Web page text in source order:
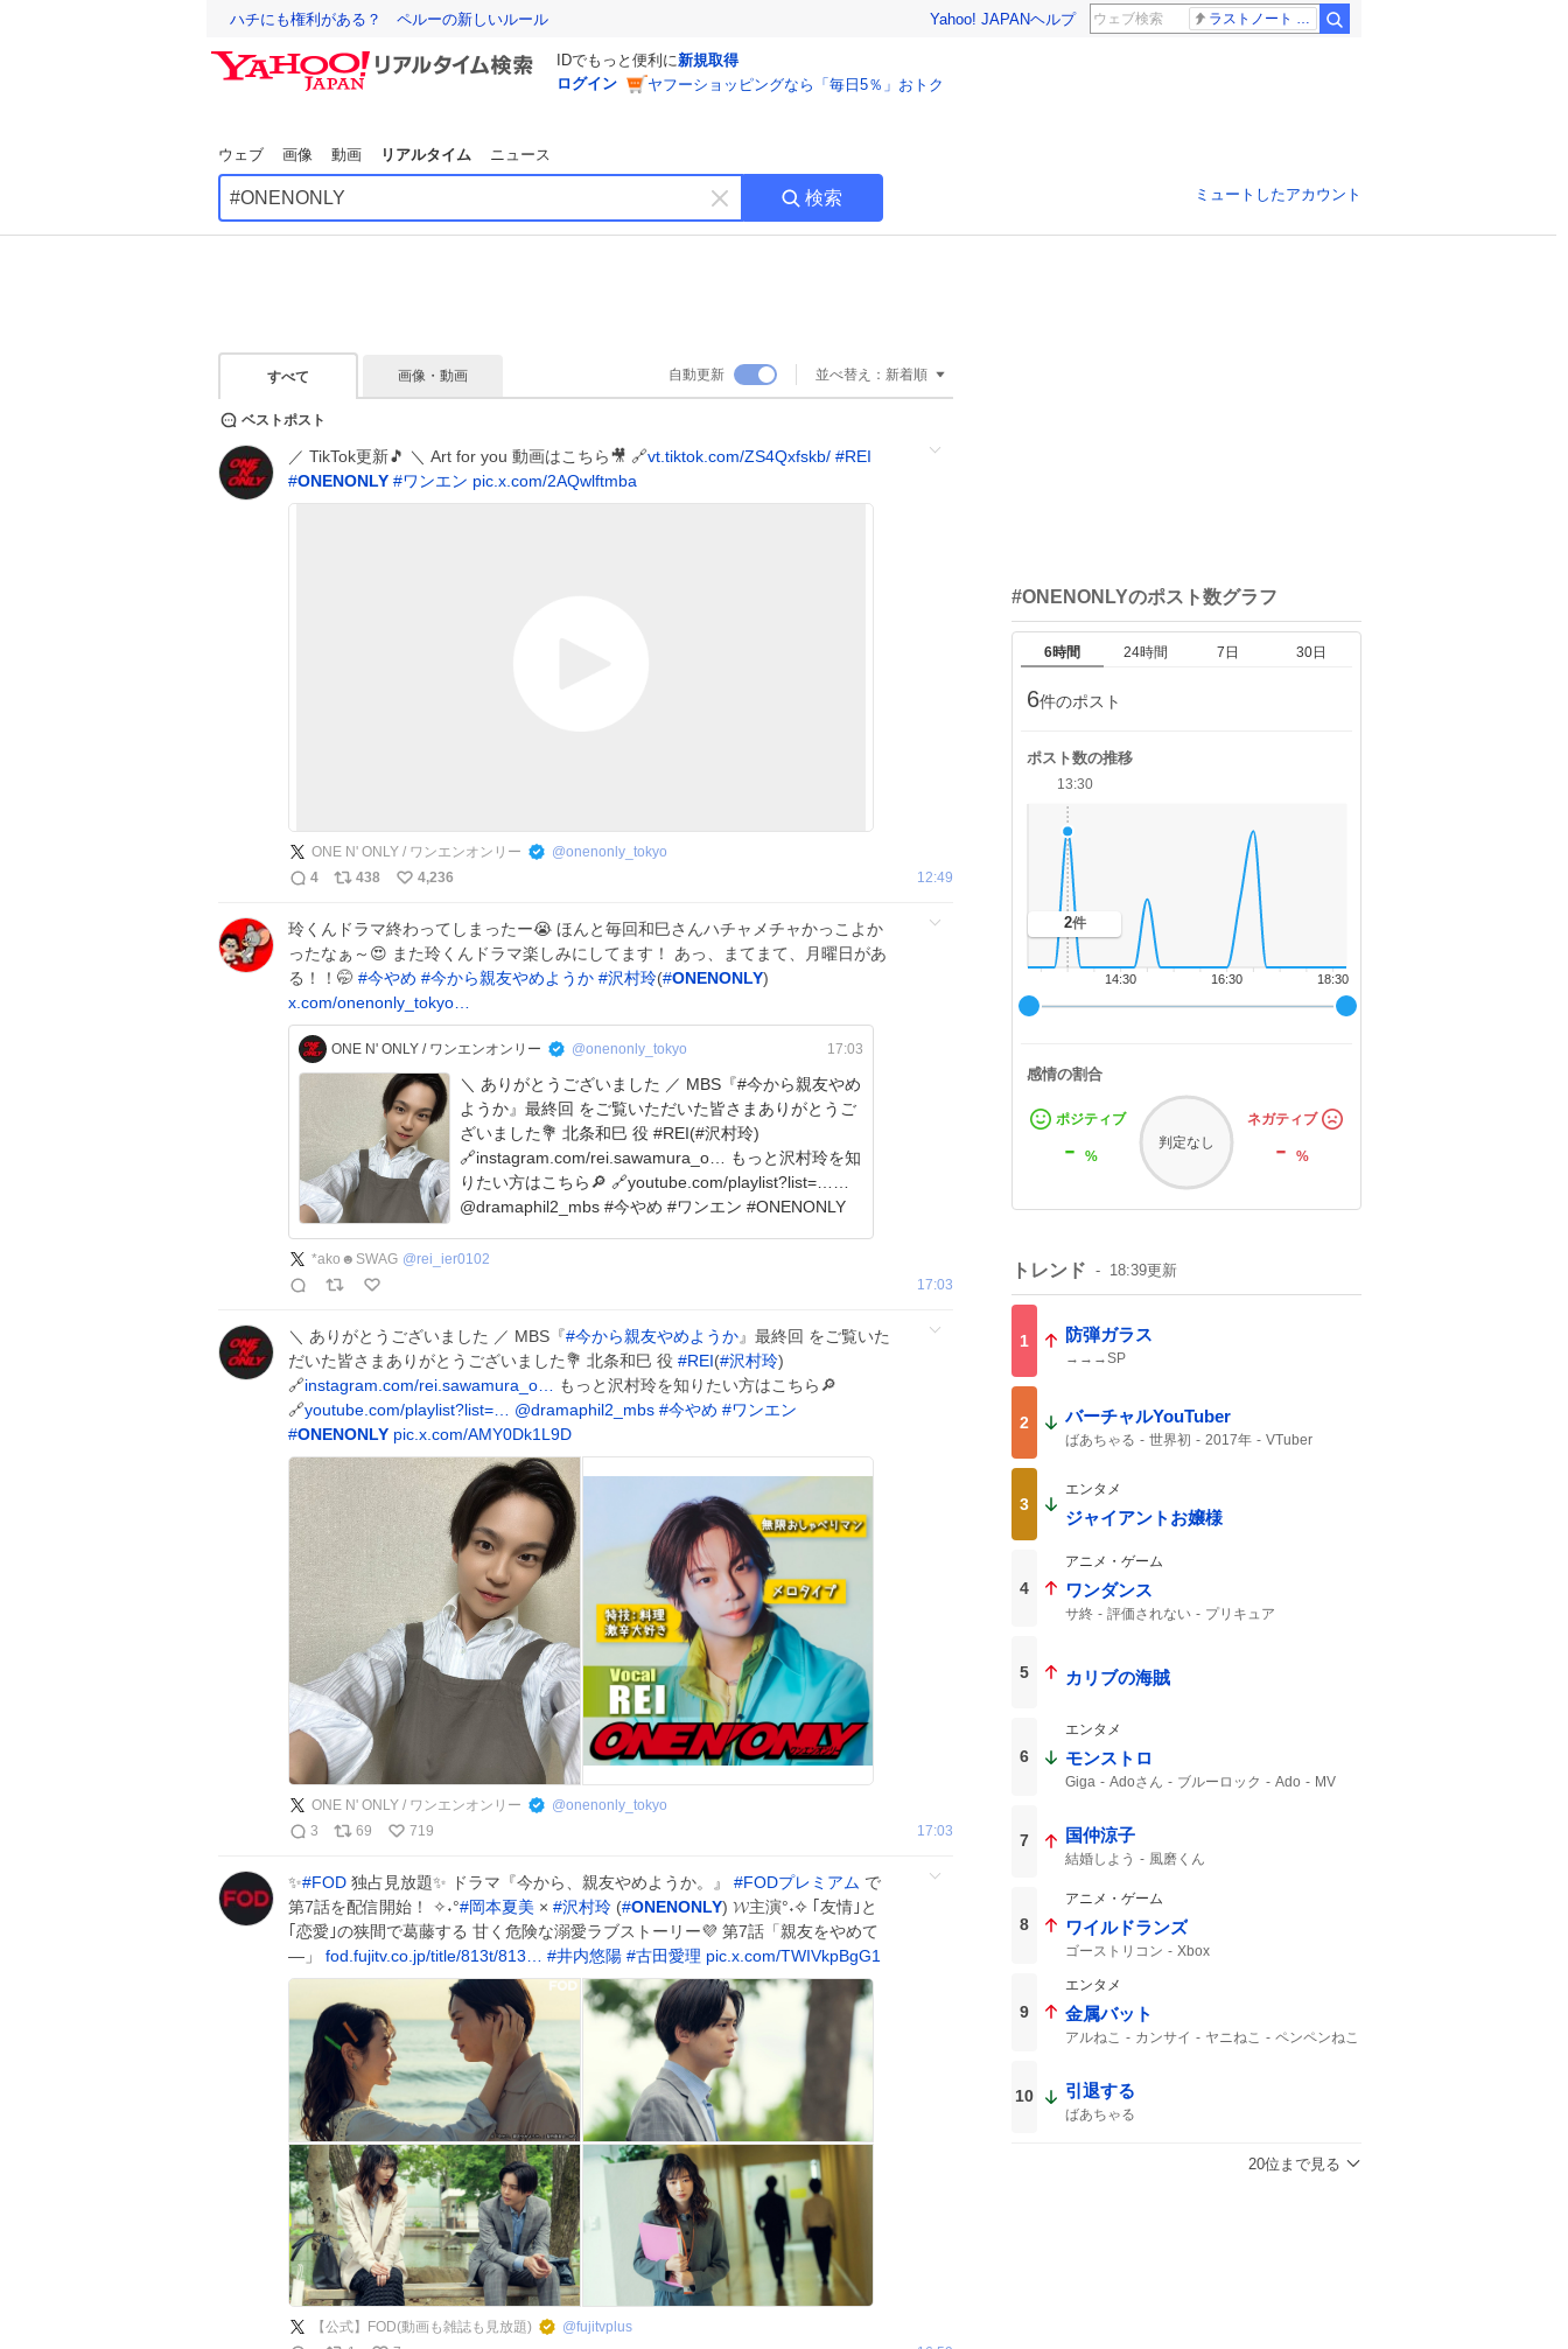
ハチにも権利がある？ ペルーの新しいルール Yahoo! JAPANヘルプ ラストノート 内田有紀
IDでもっと便利に新規取得
ログイン
ヤフーショッピングなら「毎日5％」おトク
ウェブ 画像 動画 リアルタイム ニュース
キ
ー
す
検索 ミュートしたアカウント
すべて 画像・動画 自動更新 並べ替え： 新着順
ベストポスト
／ TikTok更新🎵 ＼ Art for you 動画はこちら🎥 🔗vt.tiktok.com/ZS4Qxfskb/ #REI
#ONENONLY #ワンエン pic.x.com/2AQwlftmba
ONE N' ONLY / ワンエンオンリー @onenonly_tokyo
4
438 4,236 12:49
玲くんドラマ終わってしまったー😭 ほんと毎回和巳さんハチャメチャかっこよか
ったなぁ～😍 また玲くんドラマ楽しみにしてます！ あっ、まてまて、月曜日があ
る！！🤭 #今やめ #今から親友やめようか #沢村玲(#ONENONLY)
x.com/onenonly_tokyo…
ONE N' ONLY / ワンエンオンリー @onenonly_tokyo 17:03
＼ ありがとうございました ／ MBS『#今から親友やめ
ようか』最終回 をご覧いただいた皆さまありがとうご
ざいました💐 北条和巳 役 #REI(#沢村玲)
🔗instagram.com/rei.sawamura_o… もっと沢村玲を知
りたい方はこちら🔎 🔗youtube.com/playlist?list=…
@dramaphil2_mbs #今やめ #ワンエン #ONENONLY
*ako☻SWAG @rei_ier0102
17:03
＼ ありがとうございました ／ MBS『#今から親友やめようか』最終回 をご覧いた
だいた皆さまありがとうございました💐 北条和巳 役 #REI(#沢村玲)
🔗instagram.com/rei.sawamura_o…
もっと沢村玲を知りたい方はこちら🔎
🔗youtube.com/playlist?list=… @dramaphil2_mbs #今やめ #ワンエン
#ONENONLY pic.x.com/AMY0Dk1L9D
ONE N' ONLY / ワンエンオンリー @onenonly_tokyo
3
69 719 17:03
✨#FOD 独占見放題✨ ドラマ『今から、親友やめようか。』 #FODプレミアム で
第7話を配信開始！ ✧˖°#岡本夏美 × #沢村玲 (#ONENONLY) 𝓦主演°˖✧ ｢友情｣と
｢恋愛｣の狭間で葛藤する 甘く危険な溺愛ラブストーリー💜 第7話「親友をやめて
―」 fod.fujitv.co.jp/title/813t/813… #井内悠陽 #古田愛理 pic.x.com/TWIVkpBgG1
【公式】FOD(動画も雑誌も見放題) @fujitvplus
#ONENONLYのポスト数グラフ
6時間 24時間 7日 30日
6件のポスト
ポスト数の推移
18:30
16:30
14:30
13:30
2件
感情の割合
ポジティブ
- %
判定なし
ネガティブ
-%
トレンド 18:39更新
1 防弾ガラス
→→→SP
2 バーチャルYouTuber
ばあちゃる 世界初 2017年
VTuber
3
エンタメ
ジャイアントお嬢様
4
アニメ・ゲーム
ワンダンス
サ終 評価されない プリキュア
5 カリブの海賊
6
エンタメ
モンストロ
Giga Adoさん ブルーロック Ado MV
7 国仲涼子
結婚しよう 風磨くん
8
アニメ・ゲーム
ワイルドランズ
ゴーストリコン Xbox
9
エンタメ
金属バット
アルねこ カンサイ ヤニねこ
ペンペンねこ
10 引退する
ばあちゃる
20位まで見る